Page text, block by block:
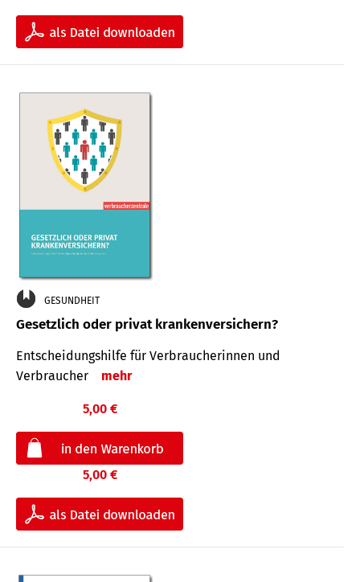
GESUNDHEIT
Gesetzlich oder privat krankenversichern?
Entscheidungshilfe für Verbraucherinnen und
Verbraucher
mehr
5,00 €
5,00 €